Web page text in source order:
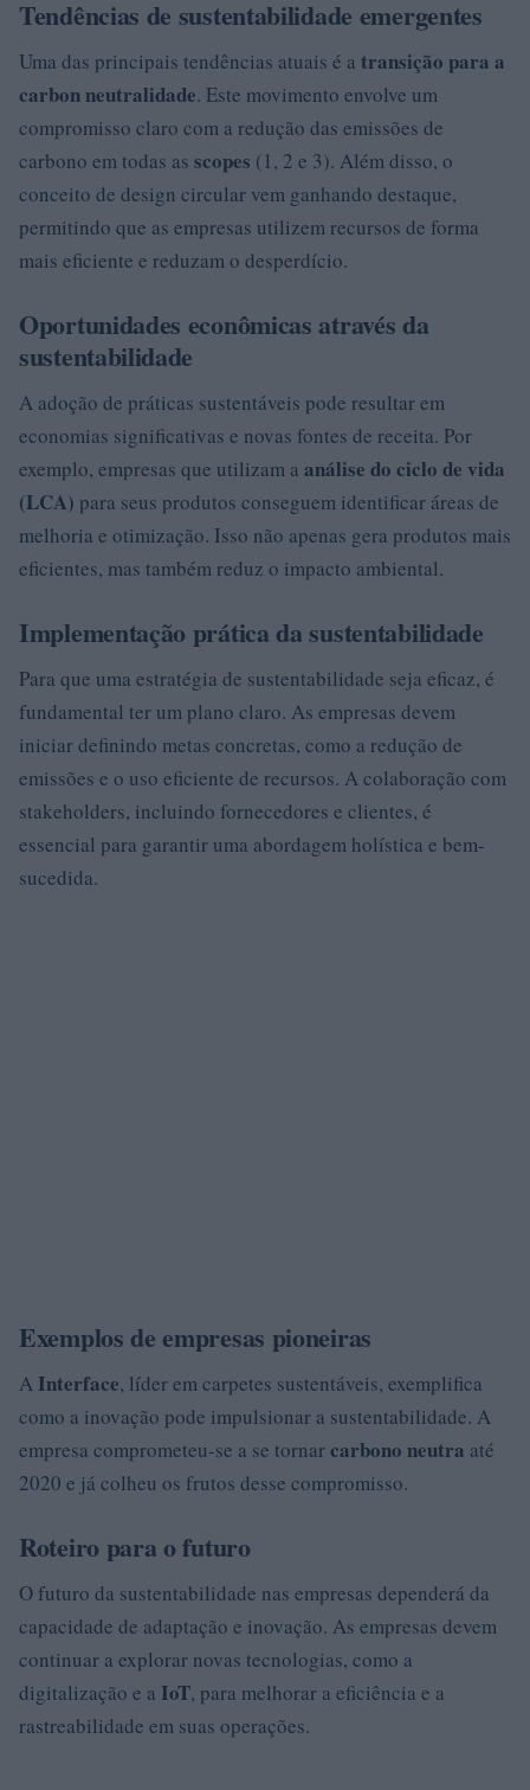
Tendências de sustentabilidade emergentes
Uma das principais tendências atuais é a transição para a
carbon neutralidade. Este movimento envolve um
compromisso claro com a redução das emissões de
carbono em todas as scopes (1, 2 e 3). Além disso, o
conceito de design circular vem ganhando destaque,
permitindo que as empresas utilizem recursos de forma
mais eficiente e reduzam o desperdício.
Oportunidades econômicas através da
sustentabilidade
A adoção de práticas sustentáveis pode resultar em
economias significativas e novas fontes de receita. Por
exemplo, empresas que utilizam a análise do ciclo de vida
(LCA) para seus produtos conseguem identificar áreas de
melhoria e otimização. Isso não apenas gera produtos mais
eficientes, mas também reduz o impacto ambiental.
Implementação prática da sustentabilidade
Para que uma estratégia de sustentabilidade seja eficaz, é
fundamental ter um plano claro. As empresas devem
iniciar definindo metas concretas, como a redução de
emissões e o uso eficiente de recursos. A colaboração com
stakeholders, incluindo fornecedores e clientes, é
essencial para garantir uma abordagem holística e bem-
sucedida.
Exemplos de empresas pioneiras
A Interface, líder em carpetes sustentáveis, exemplifica
como a inovação pode impulsionar a sustentabilidade. A
empresa comprometeu-se a se tornarcarbono neutra até
2020 e já colheu os frutos desse compromisso.
Roteiro para o futuro
O futuro da sustentabilidade nas empresas dependerá da
capacidade de adaptação e inovação. As empresas devem
continuar a explorar novas tecnologias, como a
digitalização e a IoT, para melhorar a eficiência e a
rastreabilidade em suas operações.